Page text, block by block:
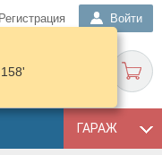
Регистрация Войти
ГАРАЖ